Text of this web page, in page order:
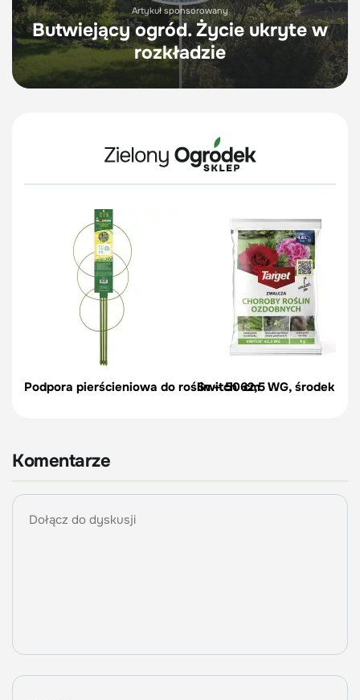
Artykuł sponsorowany
Butwiejący ogród. Życie ukryte w
rozkładzie
Podpora pierścieniowa do roślin – 50 cmSwitch 62,5 WG, środek
Komentarze